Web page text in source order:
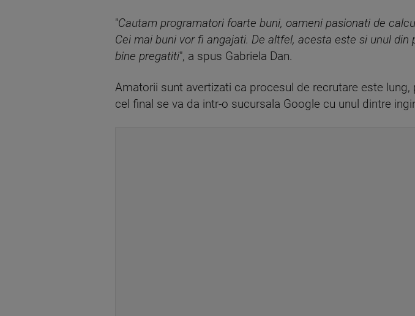
"Cautam programatori foarte buni, oameni pasionati de
Cei mai buni vor fi angajati. De altfel, acesta este si unul
bine pregatiti", a spus Gabriela Dan.
Amatorii sunt avertizati ca procesul de recrutare este
cel final se va da intr-o sucursala Google cu unul dintre